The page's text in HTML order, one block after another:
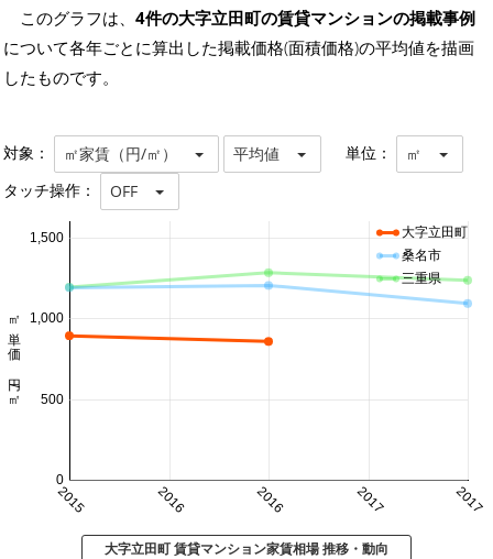
このグラフは、 4件の大字立田町の賃貸マンションの掲載事例
について各年ごとに算出した掲載価格(面積価格)の平均値を描画
したものです。
対象： ㎡家賃（円/㎡） 平均値 単位： ㎡
タッチ操作： OFF
2015 2016 2016 2017 2017
0
500
1,000
1,500
㎡単価 円/㎡
大字立田町
桑名市
三重県
大字立田町 賃貸マンション家賃相場 推移・動向